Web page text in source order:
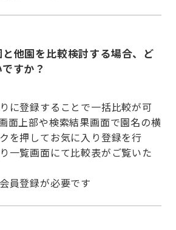
他園を比較検討する場合、ど
すか？
に登録することで一括比較が可
面上部や検索結果画面で園名の横
を押してお気に入り登録を行
一覧画面にて比較表がご覧いた
員登録が必要です